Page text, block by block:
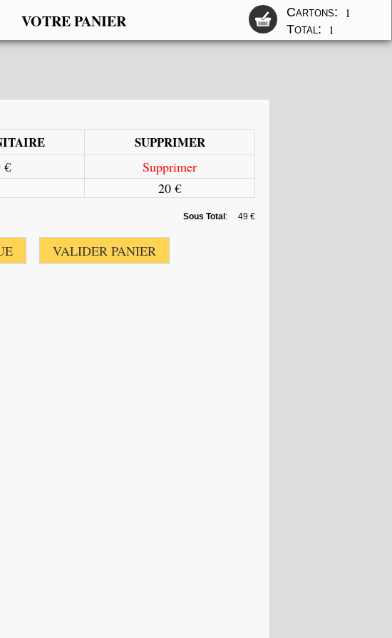
VOTRE PANIER Cartons: 1
Total: 1
SUPPRIMER
€
Supprimer
20 €
Sous Total : 49 €
VALIDER PANIER